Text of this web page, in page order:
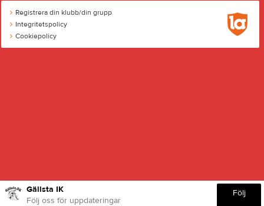
Gällsta IK
Följ oss för uppdateringar
Följ
Registrera din klubb/din grupp
Integritetspolicy
Cookiepolicy